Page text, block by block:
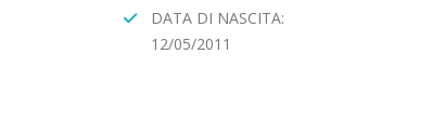
DATA DI NASCITA:
12/05/2011